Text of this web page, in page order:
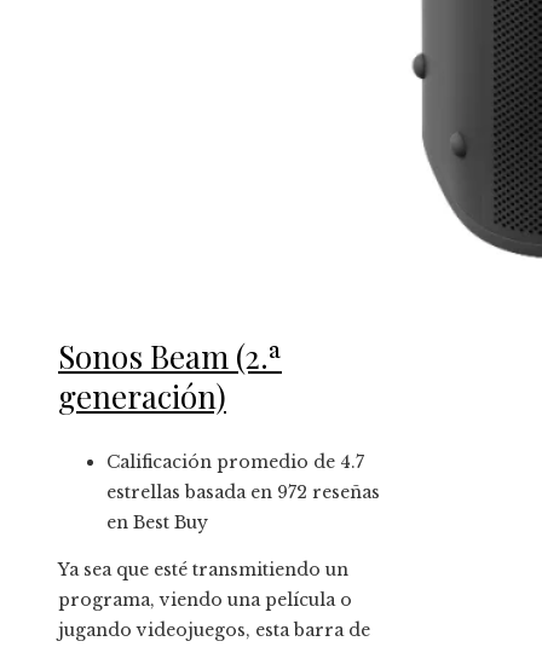
Sonos Beam (2.ª
generación)
Calificación promedio de 4.7
estrellas basada en 972 reseñas
en Best Buy
Ya sea que esté transmitiendo un
programa, viendo una película o
jugando videojuegos, esta barra de